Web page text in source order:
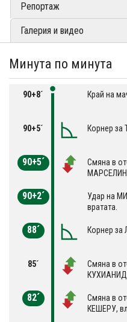
Репортаж
Галерия и видео
Минута по минута
90+8´ Край на
90+5´ Корнер за
90+5´
Смяна в
90+2´
Удар на
вратата.
88´ Корнер за
85´
Смяна в
82´
Смяна в
КЕШЕРУ,